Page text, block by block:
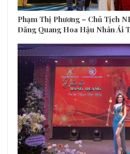
Phạm Thị Phương – Chủ Tịch
Đăng Quang Hoa Hậu Nhân Ái